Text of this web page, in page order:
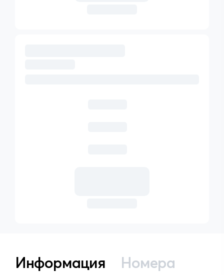
Информация Номера